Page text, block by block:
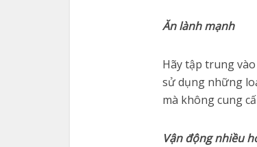
Ăn lành mạnh
Hãy tập trung
sử dụng những
mà không cung
Vận động nhiều